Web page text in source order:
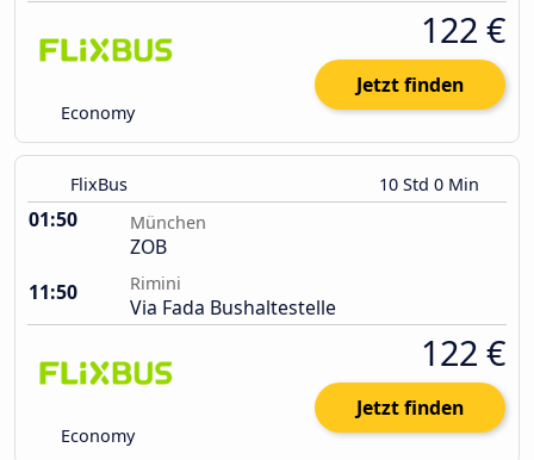
Economy
122 €
Jetzt finden
FlixBus 10 Std 0 Min
01:50 München
ZOB
11:50
Rimini
Via Fada Bushaltestelle
Economy
122 €
Jetzt finden